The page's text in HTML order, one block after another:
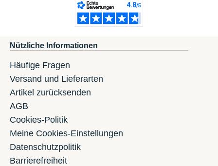
Nützliche Informationen
Häufige Fragen
Versand und Lieferarten
Artikel zurücksenden
AGB
Cookies-Politik
Meine Cookies-Einstellungen
Datenschutzpolitik
Barrierefreiheit